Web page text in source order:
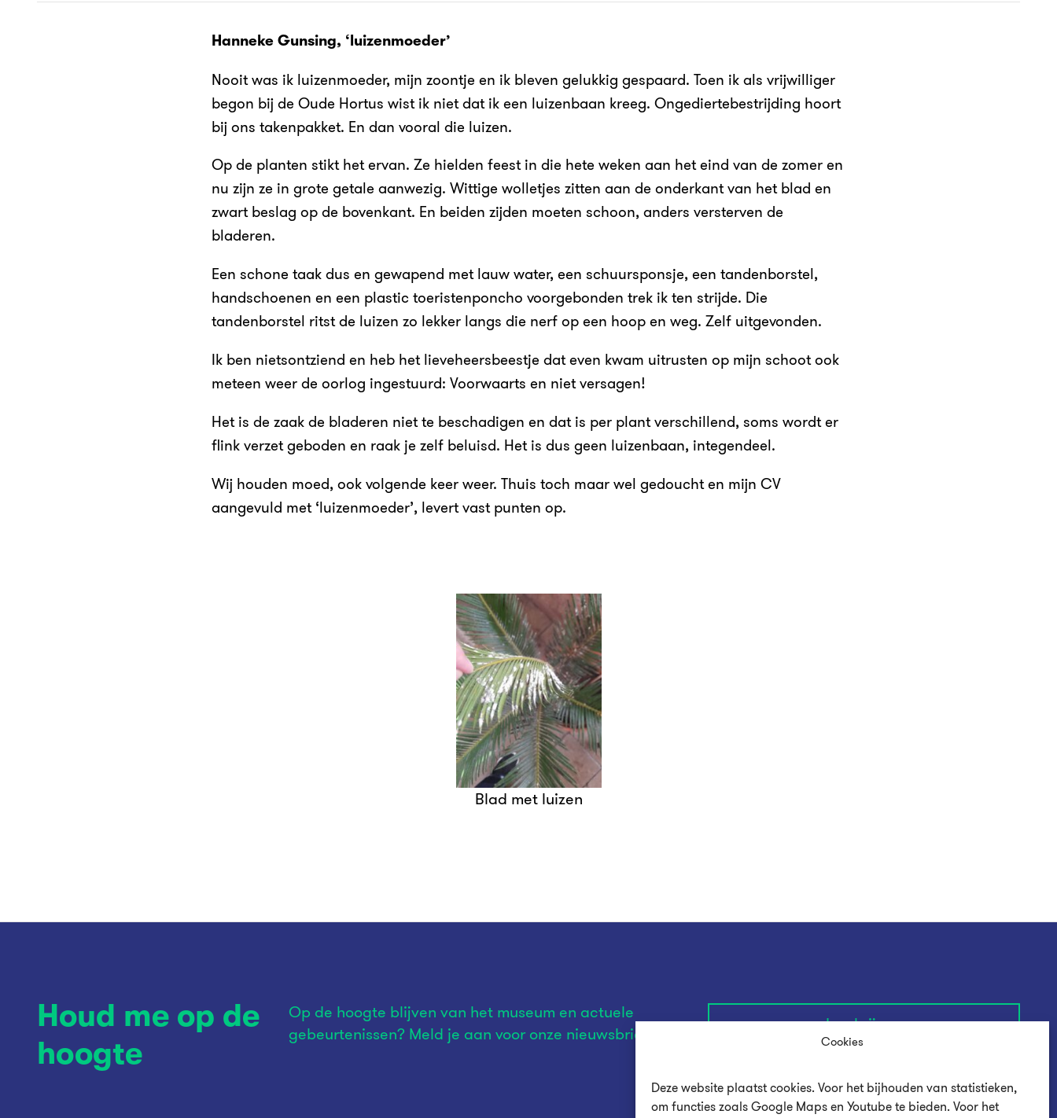
Cookies
Deze website plaatst cookies. Voor het bijhouden van statistieken,
om functies zoals Google Maps en Youtube te bieden. Voor het
Hanneke Gunsing, ‘luizenmoeder’
Nooit was ik luizenmoeder, mijn zoontje en ik bleven gelukkig gespaard. Toen ik als vrijwilliger
begon bij de Oude Hortus wist ik niet dat ik een luizenbaan kreeg. Ongediertebestrijding hoort
bij ons takenpakket. En dan vooral die luizen.
Op de planten stikt het ervan. Ze hielden feest in die hete weken aan het eind van de zomer en
nu zijn ze in grote getale aanwezig. Wittige wolletjes zitten aan de onderkant van het blad en
zwart beslag op de bovenkant. En beiden zijden moeten schoon, anders versterven de
bladeren.
Een schone taak dus en gewapend met lauw water, een schuursponsje, een tandenborstel,
handschoenen en een plastic toeristenponcho voorgebonden trek ik ten strijde. Die
tandenborstel ritst de luizen zo lekker langs die nerf op een hoop en weg. Zelf uitgevonden.
Ik ben nietsontziend en heb het lieveheersbeestje dat even kwam uitrusten op mijn schoot ook
meteen weer de oorlog ingestuurd: Voorwaarts en niet versagen!
Het is de zaak de bladeren niet te beschadigen en dat is per plant verschillend, soms wordt er
flink verzet geboden en raak je zelf beluisd. Het is dus geen luizenbaan, integendeel.
Wij houden moed, ook volgende keer weer. Thuis toch maar wel gedoucht en mijn CV
aangevuld met ‘luizenmoeder’, levert vast punten op.
Blad met luizen
Houd me op de
hoogte
Op de hoogte blijven van het museum en actuele
gebeurtenissen? Meld je aan voor onze nieuwsbrief.
Inschrijven